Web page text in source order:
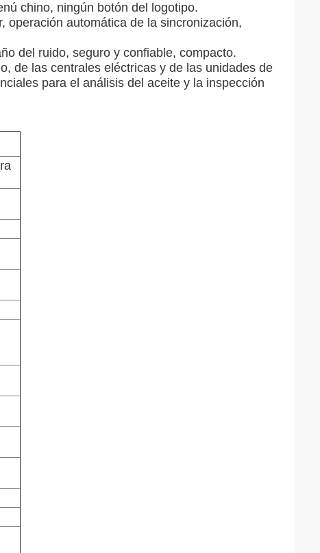
chino, ningún botón del logotipo.
operación automática de la sincronización,
del ruido, seguro y confiable, compacto.
de las centrales eléctricas y de las unidades de
para el análisis del aceite y la inspección